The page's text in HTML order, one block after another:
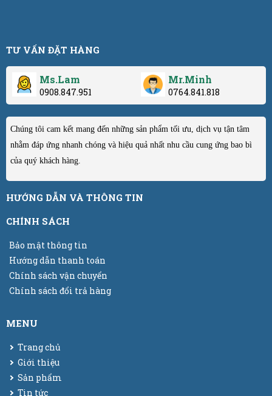
TƯ VẤN ĐẶT HÀNG
Ms.Lam
0908.847.951
Mr.Minh
0764.841.818
Chúng tôi cam kết mang đến những sản phẩm tối ưu, dịch vụ tận tâm
nhằm đáp ứng nhanh chóng và hiệu quả nhất nhu cầu cung ứng bao bì
của quý khách hàng.
HƯỚNG DẪN VÀ THÔNG TIN
CHÍNH SÁCH
Bảo mật thông tin
Hướng dẫn thanh toán
Chính sách vận chuyển
Chính sách đổi trả hàng
MENU
Trang chủ
Giới thiệu
Sản phẩm
Tin tức